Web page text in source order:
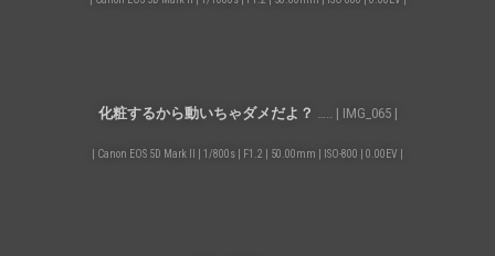
化粧するから動いちゃダメだよ？ ….. | IMG_065 |
| Canon EOS 5D Mark II | 1/800s | F1.2 | 50.00mm | ISO-800 | 0.00EV |